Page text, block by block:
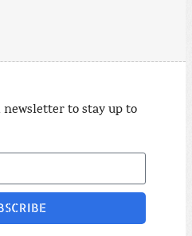
to stay up to